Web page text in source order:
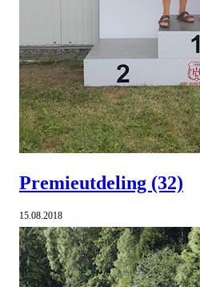
Premieutdeling (32)
15.08.2018